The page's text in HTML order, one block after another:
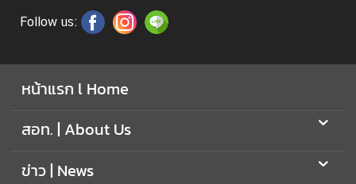
วี
ซ่
า
ก
สุ
Follow us:
หน้าแรก l Home
สอท. | About Us
ข่าว | News